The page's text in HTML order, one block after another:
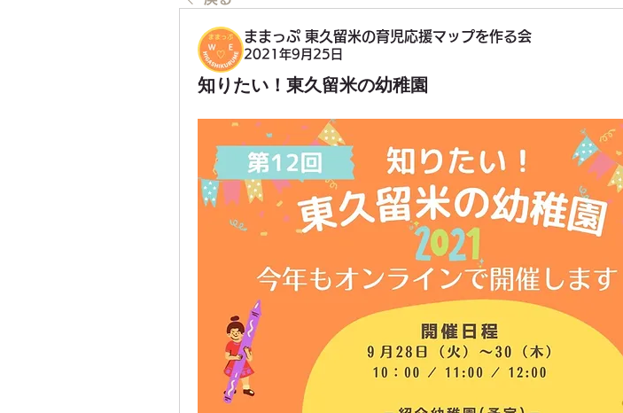
ままっぷ 東久留米の育児応援マップを作る会
2021年9月25日
知りたい！東久留米の幼稚園